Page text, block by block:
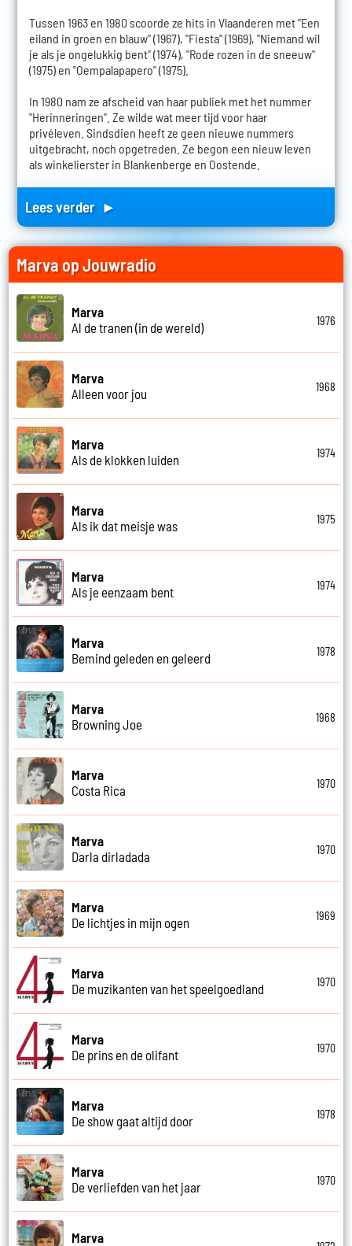
Tussen 1963 en 1980 scoorde ze hits in Vlaanderen met "Een
eiland in groen en blauw" (1967), "Fiesta" (1969), "Niemand wil
je als je ongelukkig bent" (1974), "Rode rozen in de sneeuw"
(1975) en "Oempalapapero" (1975).
In 1980 nam ze afscheid van haar publiek met het nummer
"Herinneringen". Ze wilde wat meer tijd voor haar
privéleven. Sindsdien heeft ze geen nieuwe nummers
uitgebracht, noch opgetreden. Ze begon een nieuw leven
als winkelierster in Blankenberge en Oostende.
Lees verder ►
Marva op Jouwradio
Marva
Al de tranen (in de wereld)
1976
Marva
Alleen voor jou
1968
Marva
Als de klokken luiden
1974
Marva
Als ik dat meisje was
1975
Marva
Als je eenzaam bent
1974
Marva
Bemind geleden en geleerd
1978
Marva
Browning Joe
1968
Marva
Costa Rica
1970
Marva
Darla dirladada
1970
Marva
De lichtjes in mijn ogen
1969
Marva
De muzikanten van het speelgoedland
1970
Marva
De prins en de olifant
1970
Marva
De show gaat altijd door
1978
Marva
De verliefden van het jaar
1970
Marva